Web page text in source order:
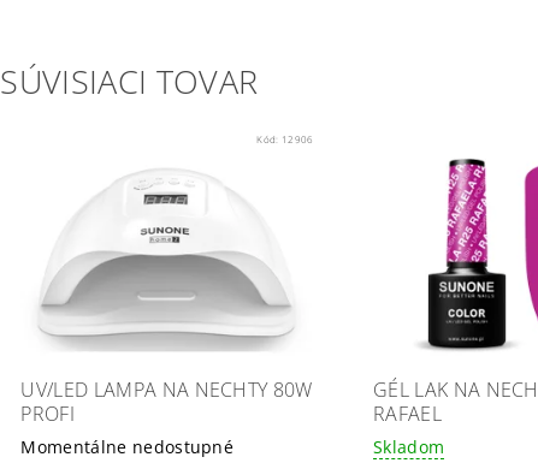
SÚVISIACI TOVAR
Kód: 12906
UV/LED LAMPA NA NECHTY 80W
PROFI
Momentálne nedostupné
GÉL LAK NA
RAFAEL
Skladom